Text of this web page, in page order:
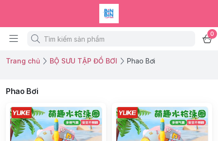
0
Trang chủ BỘ SƯU TẬP ĐỒ BƠI Phao Bơi
Phao Bơi